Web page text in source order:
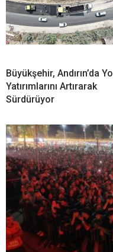
Büyükşehir, Andırın’da
Yatırımlarını Artırarak
Sürdürüyor